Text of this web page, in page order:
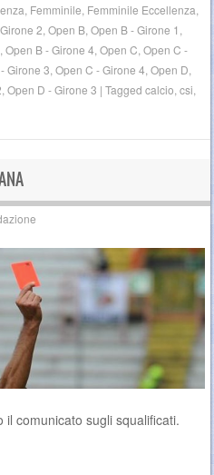
Femminile Femminile Eccellenza
2 ,Open B ,Open B - Girone 1
,Open B - Girone 4 ,Open C ,Open C -
Girone 3 ,Open C - Girone 4 ,Open D
,Open D - Girone 3 |Taggedcalcio ,csi
comunicato sugli squalificati.